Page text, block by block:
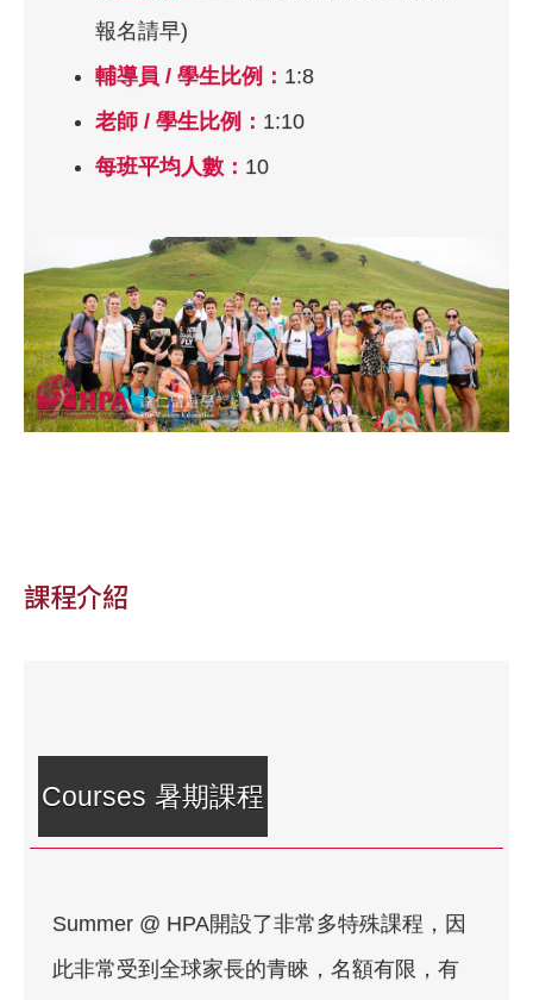
報名請早)
輔導員 / 學生比例： 1:8
老師 / 學生比例： 1:10
每班平均人數： 10
課程介紹
Courses 暑期課程
Summer @ HPA開設了非常多特殊課程，因
此非常受到全球家長的青睞，名額有限，有